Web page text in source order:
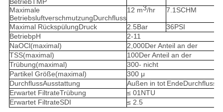
BetriebTMP
Maximale
Betriebsluftverschmutzung Durchfluss
12 m3/hr 7.1SCHM
Maximal Rückspülung Druck 2.5 Bar 36 PSI
BetriebpH 2-11
NaOCl (maximal) 2,000Der Anteil an der
TSS(maximal) 100Der Anteil an der
Trübung(maximal) 300- nicht
Partikel Größe(maximal) 300 μ
DurchflussAusstattung Außen in tot Ende Durchfluss
Erwartet FiltrateTrübung ≤ 01 NTU
Erwartet FiltrateSDI ≤ 2.5